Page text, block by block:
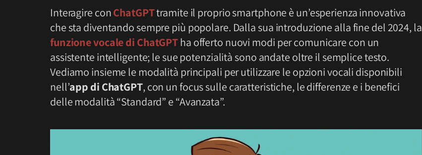
Interagire conChatGPTtramite il proprio smartphone è un’esperienza innovativa
che sta diventando sempre più popolare. Dalla sua introduzione alla fine del 2024, la
funzione vocale di ChatGPTha offerto nuovi modi per comunicare con un
assistente intelligente; le sue potenzialità sono andate oltre il semplice testo.
Vediamo insieme le modalità principali per utilizzare le opzioni vocali disponibili
nell’app di ChatGPT, con un focus sulle caratteristiche, le differenze e i benefici
delle modalità “Standard” e “Avanzata”.